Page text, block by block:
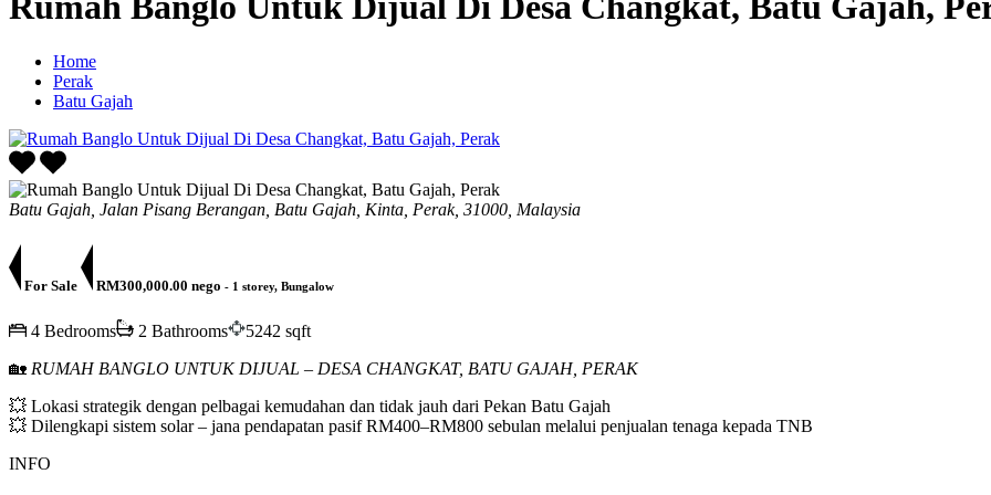
Home
Perak
Batu Gajah
Batu Gajah, Jalan Pisang Berangan, Batu Gajah, Kinta, Perak, 31000, Malaysia
For Sale RM300,000.00 nego - 1 storey, Bungalow
4 Bedrooms 2 Bathrooms
5242 sqft
🏡 RUMAH BANGLO UNTUK DIJUAL – DESA CHANGKAT, BATU GAJAH, PERAK
💥 Lokasi strategik dengan pelbagai kemudahan dan tidak jauh dari Pekan Batu Gajah
💥 Dilengkapi sistem solar – jana pendapatan pasif RM400–RM800 sebulan melalui penjualan tenaga kepada TNB
INFO